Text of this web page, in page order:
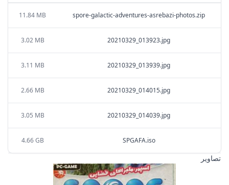
spore-galactic-adventures-asrebazi-photos.zip
11.84 MB
20210329_013923.jpg
3.02 MB
20210329_013939.jpg
3.11 MB
20210329_014015.jpg
2.66 MB
20210329_014039.jpg
3.05 MB
SPGAFA.iso
4.66 GB
تصاویر